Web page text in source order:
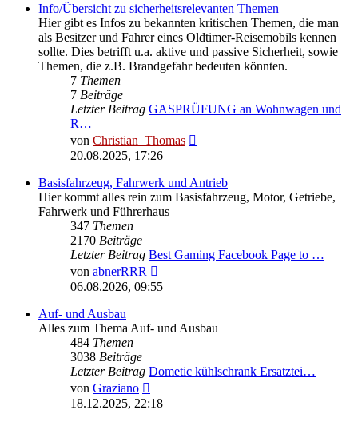
Info/Übersicht zu sicherheitsrelevanten Themen
Hier gibt es Infos zu bekannten kritischen Themen, die man
als Besitzer und Fahrer eines Oldtimer-Reisemobils kennen
sollte. Dies betrifft u.a. aktive und passive Sicherheit, sowie
Themen, die z.B. Brandgefahr bedeuten könnten.
7 Themen
7 Beiträge
Letzter Beitrag GASPRÜFUNG an Wohnwagen und
R…
von Christian_Thomas
20.08.2025, 17:26
Basisfahrzeug, Fahrwerk und Antrieb
Hier kommt alles rein zum Basisfahrzeug, Motor, Getriebe,
Fahrwerk und Führerhaus
347 Themen
2170 Beiträge
Letzter Beitrag Best Gaming Facebook Page to …
von abnerRRR
Beitrag
06.08.2026, 09:55
Auf- und Ausbau
Alles zum Thema Auf- und Ausbau
484 Themen
3038 Beiträge
Letzter Beitrag Dometic kühlschrank Ersatztei…
von Graziano
Beitrag
18.12.2025, 22:18